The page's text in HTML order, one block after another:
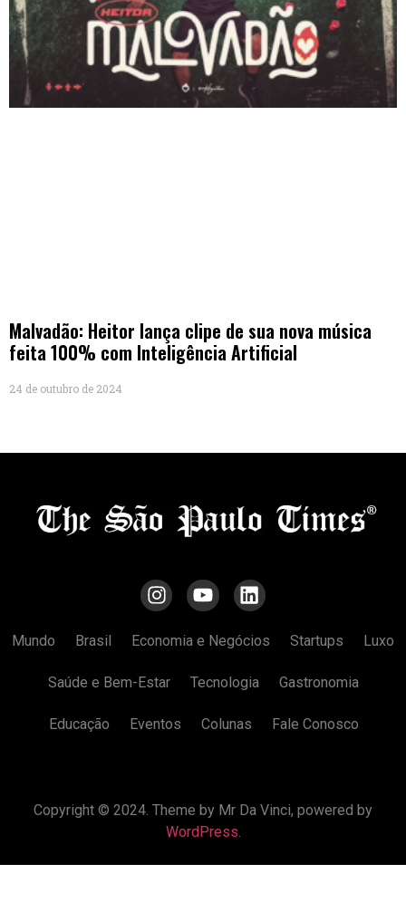
Malvadão: Heitor lança clipe de sua nova música
feita 100% com Inteligência Artificial
24 de outubro de 2024
Mundo Brasil Economia e Negócios Startups Luxo
Saúde e Bem-Estar Tecnologia Gastronomia
Educação Eventos Colunas Fale Conosco
Copyright © 2024. Theme by Mr Da Vinci, powered by
WordPress.